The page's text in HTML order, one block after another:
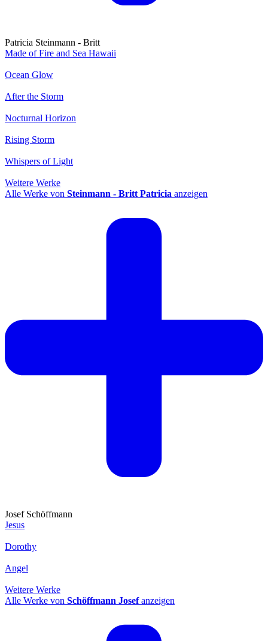
Patricia Steinmann - Britt
Made of Fire and Sea Hawaii
Ocean Glow
After the Storm
Nocturnal Horizon
Rising Storm
Whispers of Light
Weitere Werke
Alle Werke von Steinmann - Britt Patricia anzeigen
Josef Schöffmann
Jesus
Dorothy
Angel
Weitere Werke
Alle Werke von Schöffmann Josefanzeigen